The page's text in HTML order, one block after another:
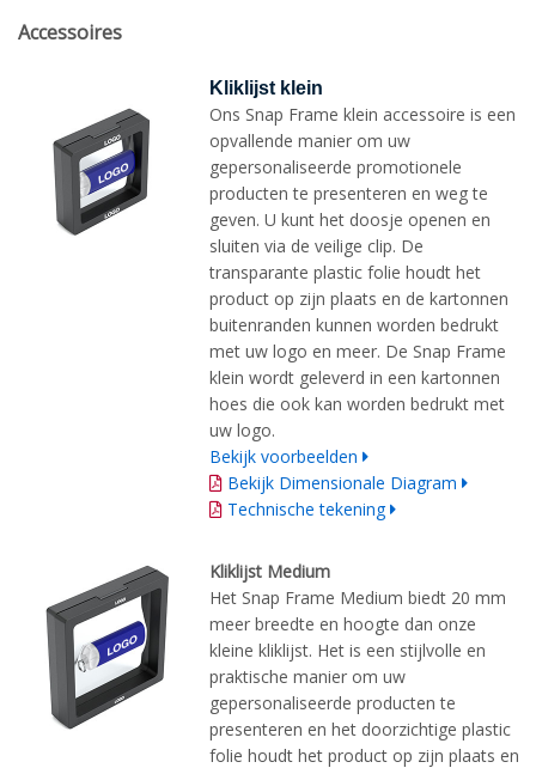
Accessoires
Kliklijst klein
Ons Snap Frame klein accessoire is een
opvallende manier om uw
gepersonaliseerde promotionele
producten te presenteren en weg te
geven. U kunt het doosje openen en
sluiten via de veilige clip. De
transparante plastic folie houdt het
product op zijn plaats en de kartonnen
buitenranden kunnen worden bedrukt
met uw logo en meer. De Snap Frame
klein wordt geleverd in een kartonnen
hoes die ook kan worden bedrukt met
uw logo.
Bekijk voorbeelden
Bekijk Dimensionale Diagram
Technische tekening
Kliklijst Medium
Het Snap Frame Medium biedt 20 mm
meer breedte en hoogte dan onze
kleine kliklijst. Het is een stijlvolle en
praktische manier om uw
gepersonaliseerde producten te
presenteren en het doorzichtige plastic
folie houdt het product op zijn plaats en